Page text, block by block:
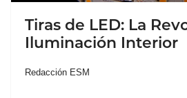
Tiras de LED: La
Iluminación Interior
Redacción ESM